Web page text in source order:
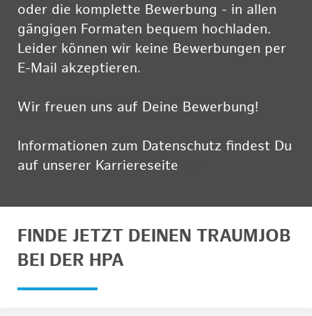
oder die komplette Bewerbung - in allen
gängigen Formaten bequem hochladen.
Leider können wir keine Bewerbungen per
E-Mail akzeptieren.
Wir freuen uns auf Deine Bewerbung!
Informationen zum Datenschutz findest Du
auf unserer Karriereseite
FINDE JETZT DEINEN TRAUMJOB
BEI DER HPA